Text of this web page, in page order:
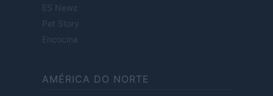
ES Newz
Pet Story
Encocina
AMÉRICA DO NORTE